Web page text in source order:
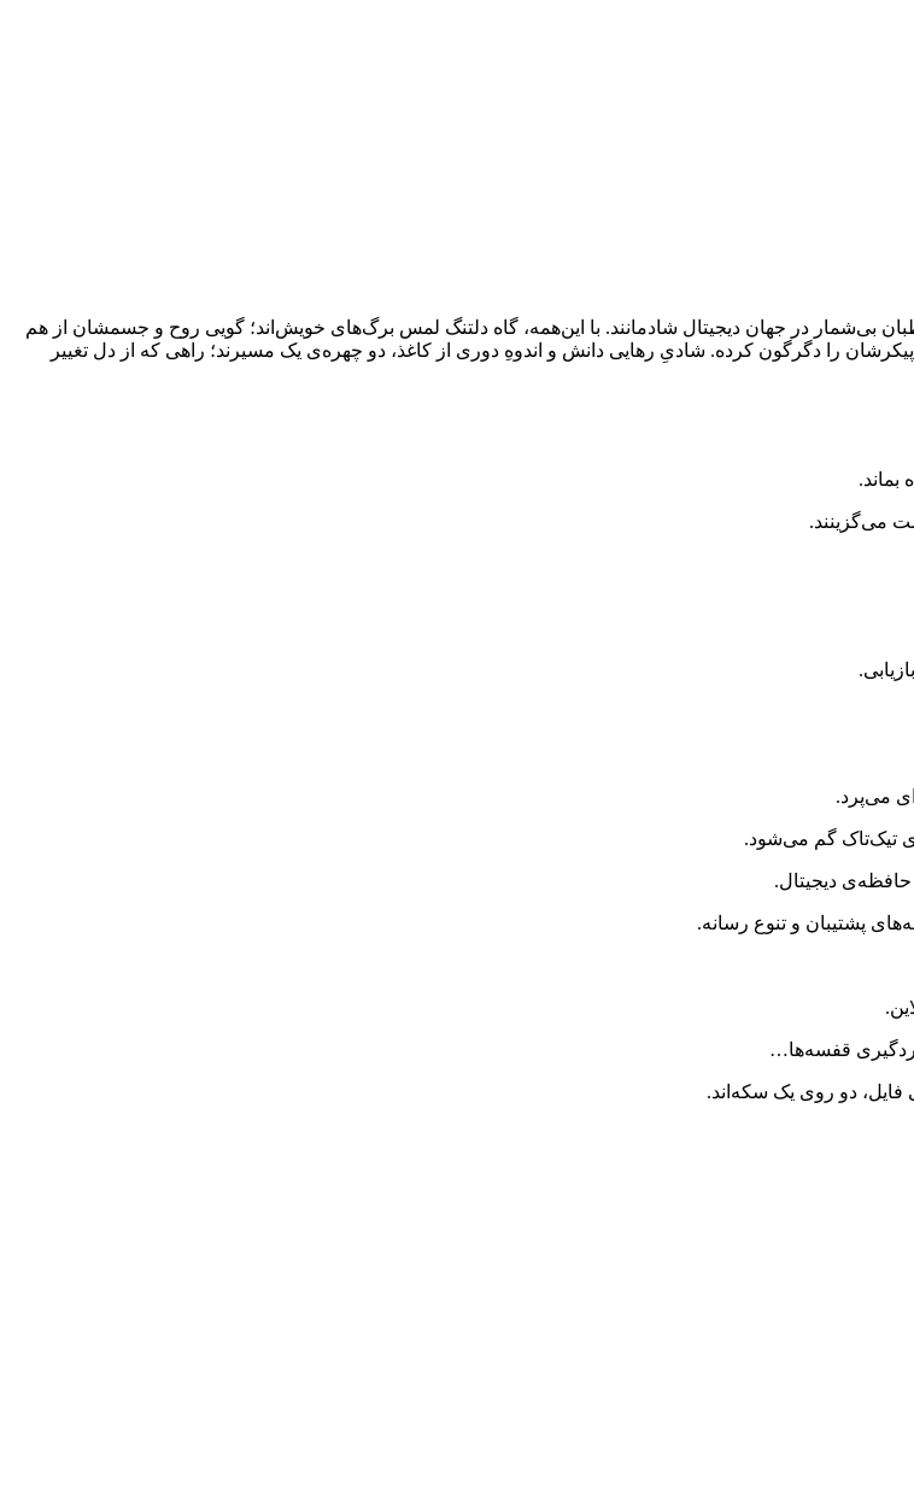
بی‌شمار در جهان دیجیتال شادمانند. با این‌همه، گاه دلتنگ لمس برگ‌های خویش‌اند؛ گویی روح و جسمشان از هم
را دگرگون کرده. شادیِ رهایی دانش و اندوهِ دوری از کاغذ، دو چهره‌ی یک مسیرند؛ راهی که از دل تغییر
می‌گزینند.
می‌پرد.
تیک‌تاک گم می‌شود.
دیجیتال.
پشتیبان و تنوع رسانه.
قفسه‌ها…
دو روی یک سکه‌اند.